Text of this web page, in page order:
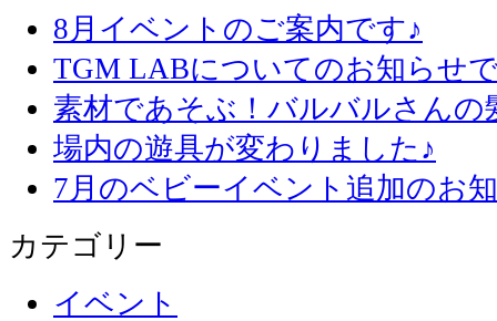
8月イベントのご案内です♪
TGM LABについてのお知らせ
素材であそぶ！バルバルさん
場内の遊具が変わりました♪
7月のベビーイベント追加のお
カテゴリー
イベント